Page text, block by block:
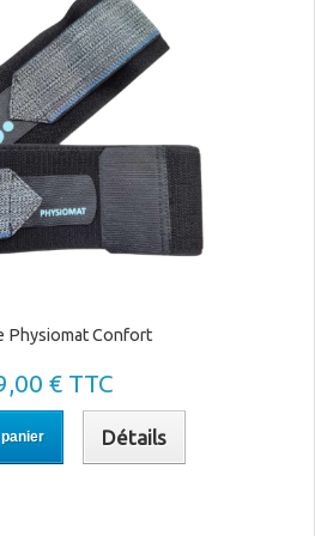
l’avant, sur le côté ou dans le dos.
doux, respirants et extensibles
:
pendant
pelvien pendant la grossesse.
douleurs au dos et au bassin en
et discrète, elle s’adapte à
recommandée pour les femmes
les séances de rééducation
Physiomat Confort
€ TTC
Détails